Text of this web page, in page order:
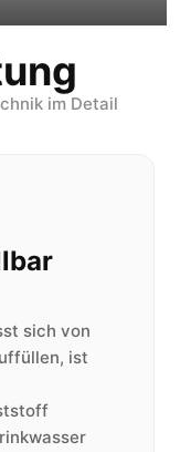
im Detail
sich von
ist